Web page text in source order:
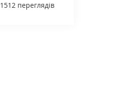
1512 переглядів